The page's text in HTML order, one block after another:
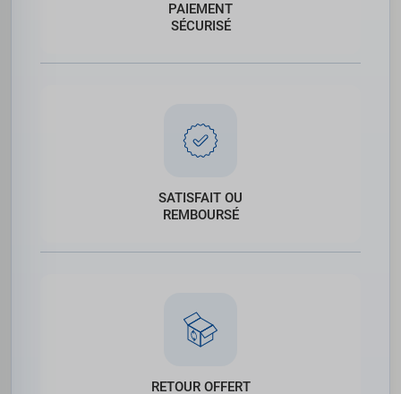
PAIEMENT
SÉCURISÉ
SATISFAIT OU
REMBOURSÉ
RETOUR OFFERT